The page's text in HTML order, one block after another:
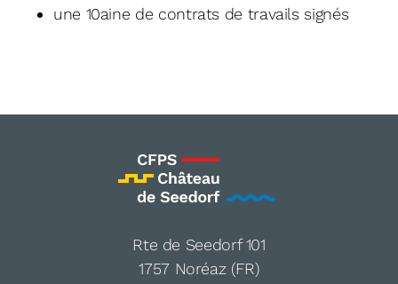
une 10aine de contrats de travails signés
Rte de Seedorf 101
1757 Noréaz (FR)